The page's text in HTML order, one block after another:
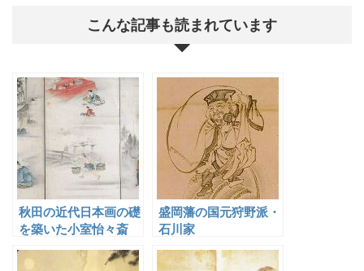
こんな記事も読まれています
秋田の近代日本画の礎
を築いた小室怡々斎
盛岡藩の国元狩野派・
石川家